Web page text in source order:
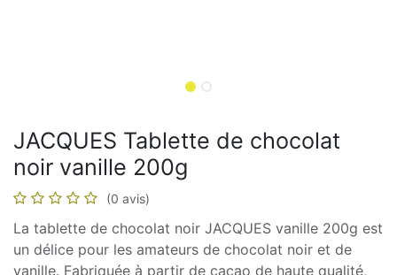
JACQUES Tablette de chocolat
noir vanille 200g
(0 avis)
La tablette de chocolat noir JACQUES vanille 200g est
un délice pour les amateurs de chocolat noir et de
vanille. Fabriquée à partir de cacao de haute qualité,